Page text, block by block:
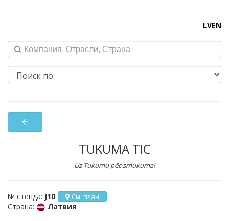
LVEN
arrow_back
TUKUMA TIC
Uz Tukumu pēc smukuma!
№ стенда: J10 См. план
Страна: Латвия